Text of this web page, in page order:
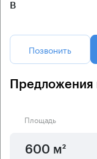
B
Позвонить
Площадь
600 м²